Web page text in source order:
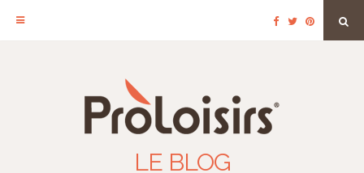
Facebook
TwitterPinterest
LE BLOG